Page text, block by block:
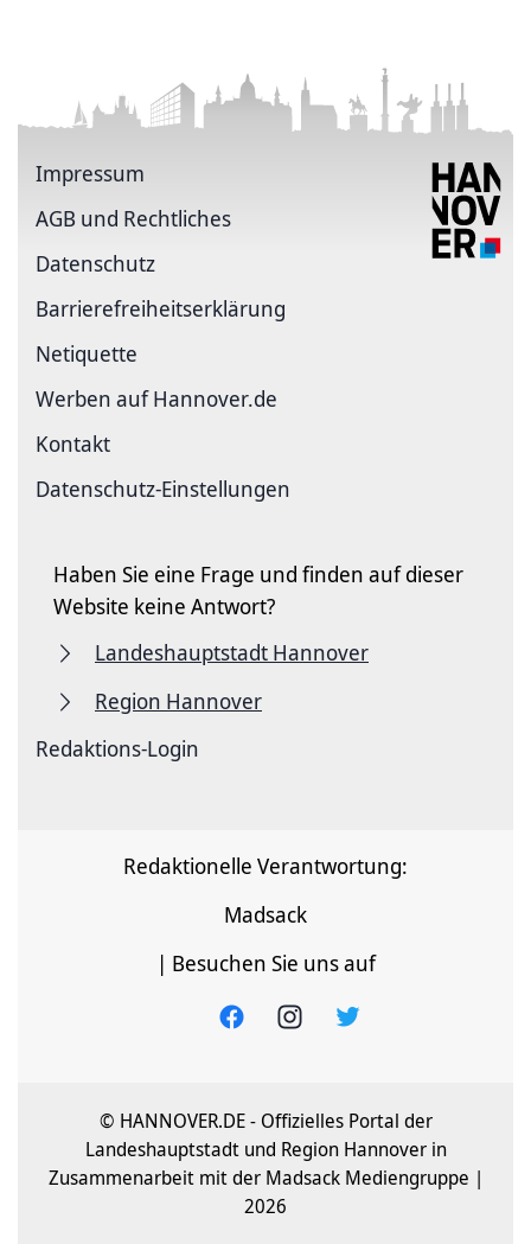
Impressum
AGB und Rechtliches
Datenschutz
Barriere­freiheits­erklärung
Netiquette
Werben auf Hannover.de
Kontakt
Datenschutz-Einstellungen
Haben Sie eine Frage und finden auf dieser
Website keine Antwort?
Landeshauptstadt Hannover
Region Hannover
Redaktions-Login
Redaktionelle Verantwortung:
Madsack
| Besuchen Sie uns auf
© HANNOVER.DE - Offizielles Portal der
Landeshauptstadt und Region Hannover in
Zusammenarbeit mit der Madsack Mediengruppe |
2026